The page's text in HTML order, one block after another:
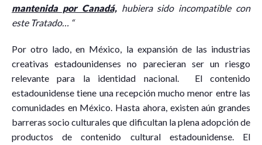
mantenida por Canadá,hubiera sido incompatible con
este Tratado… “
Por otro lado, en México, la expansión de las industrias
creativas estadounidenses no parecieran ser un riesgo
relevante para la identidad nacional. El contenido
estadounidense tiene una recepción mucho menor entre las
comunidades en México. Hasta ahora, existen aún grandes
barreras socio culturales que dificultan la plena adopción de
productos de contenido cultural estadounidense. El